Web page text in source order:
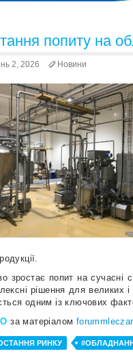
попиту на
2, 2026 Новини
зростає попит на сучасні
рішення для великих
одним із ключових
за матеріалом
РИНКУ